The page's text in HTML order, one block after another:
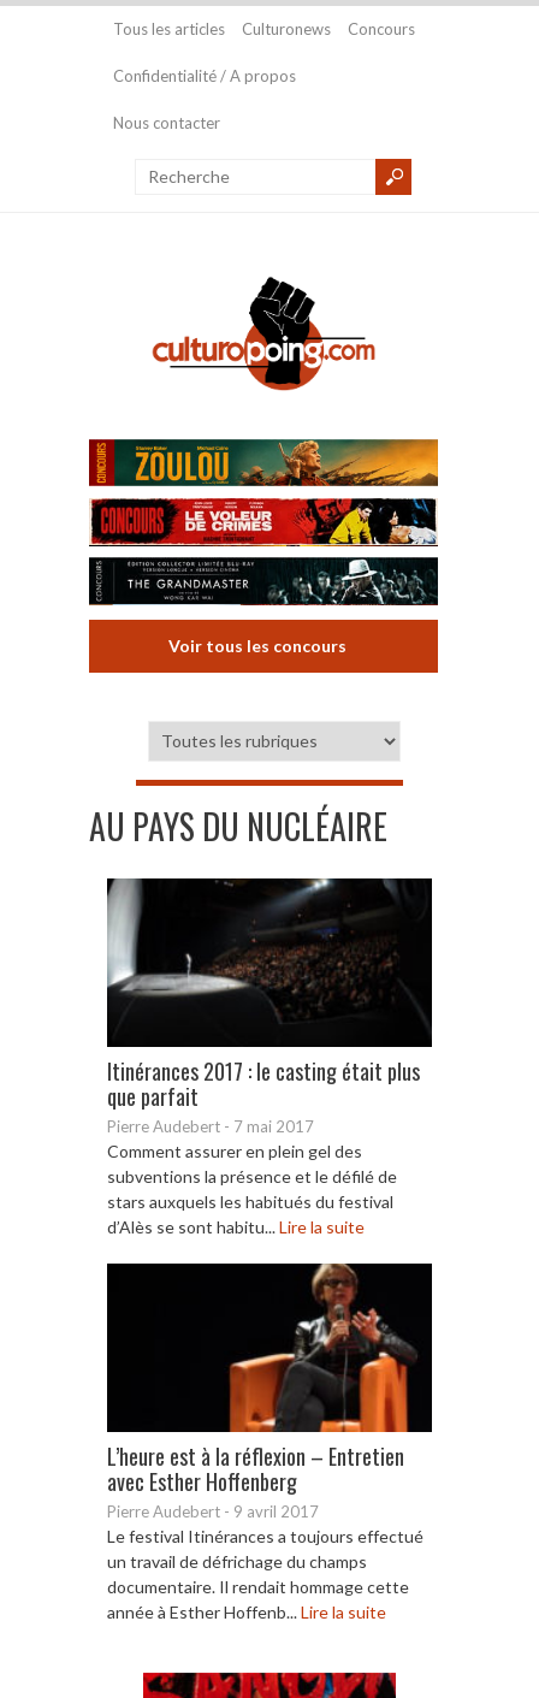
Tous les articles Culturonews Concours
Confidentialité / A propos
Nous contacter
Voir tous les concours
AU PAYS DU NUCLÉAIRE
Itinérances 2017 : le casting était plus
que parfait
Pierre Audebert - 7 mai 2017
Comment assurer en plein gel des
subventions la présence et le défilé de
stars auxquels les habitués du festival
d’Alès se sont habitu...Lire la suite
L’heure est à la réflexion – Entretien
avec Esther Hoffenberg
Pierre Audebert - 9 avril 2017
Le festival Itinérances a toujours effectué
un travail de défrichage du champs
documentaire. Il rendait hommage cette
année à Esther Hoffenb...Lire la suite